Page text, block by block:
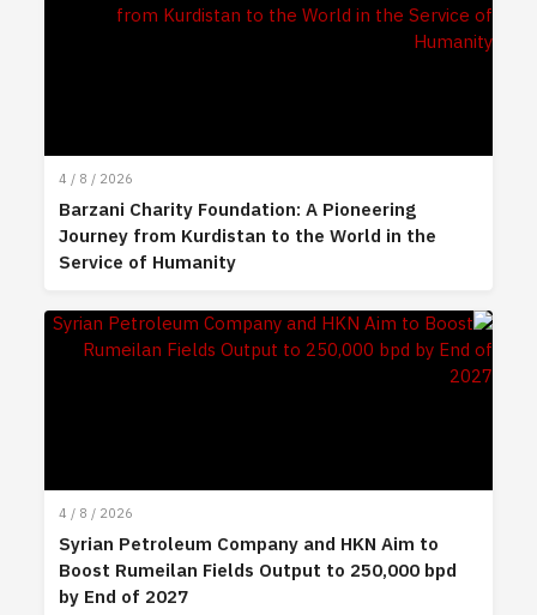
4 / 8 / 2026
Barzani Charity Foundation: A Pioneering
Journey from Kurdistan to the World in the
Service of Humanity
4 / 8 / 2026
Syrian Petroleum Company and HKN Aim to
Boost Rumeilan Fields Output to 250,000 bpd
by End of 2027